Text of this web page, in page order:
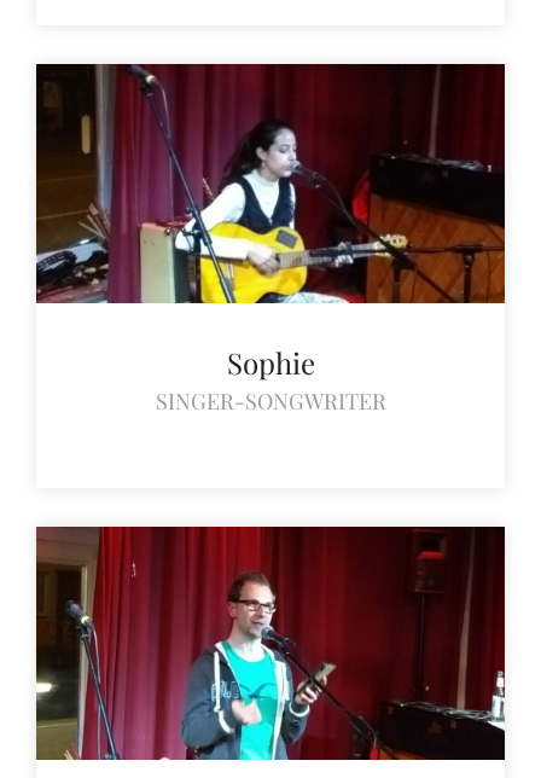
Sophie
SINGER-SONGWRITER